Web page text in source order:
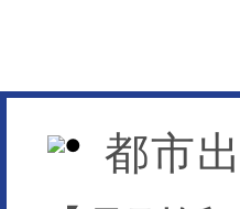
都市